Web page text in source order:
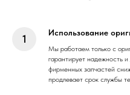
Использование
Мы работаем только с
гарантирует надежность
фирменных запчастей
продлевает срок службы